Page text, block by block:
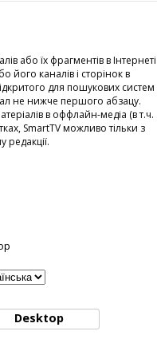
або їх фрагментів в Інтернеті
його каналів і сторінок в
для пошукових систем
не нижче першого абзацу.
в оффлайн-медіа (в т.ч.
SmartTV можливо тільки з
редакції.
Desktop